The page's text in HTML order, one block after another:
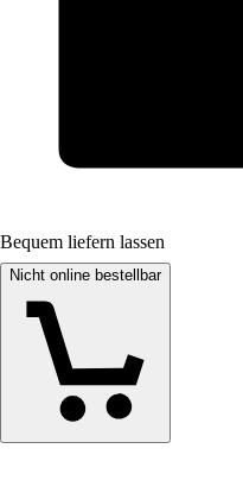
Bequem liefern lassen
Nicht online bestellbar